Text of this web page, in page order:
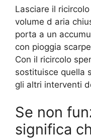
Lasciare il
volume d aria
porta a un
con pioggia
Con il ricircolo
sostituisce quella
gli altri interventi
Se non
significa